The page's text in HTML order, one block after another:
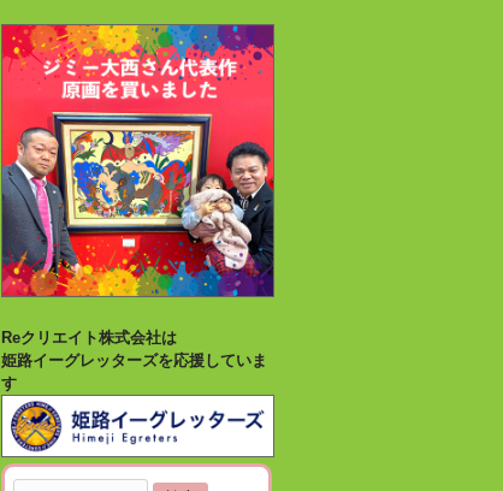
Reクリエイト株式会社は
姫路イーグレッターズを応援していま
す